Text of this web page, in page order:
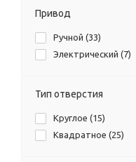
Привод
Ручной (33)
Электрический (7)
Тип отверстия
Круглое (15)
Квадратное (25)